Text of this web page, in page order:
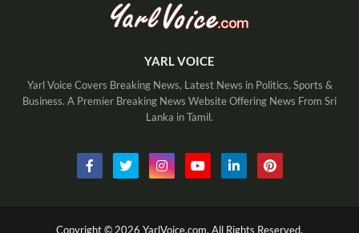
YARL VOICE
Yarl Voice Covers Breaking News, Latest News in Politics, Sports &
Business. A Premier Breaking News Website Offering News From Sri
Lanka in Tamil.
Copyright © 2026 YarlVoice.com, All Rights Reserved.